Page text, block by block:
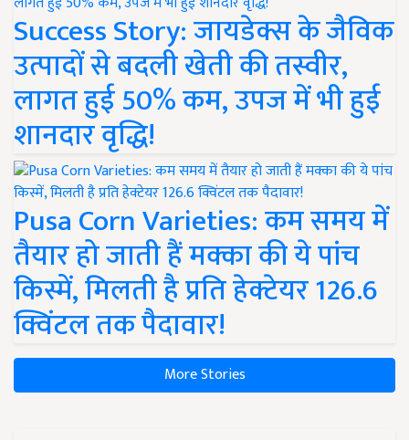
Success Story: जायडेक्स के जैविक
उत्पादों से बदली खेती की तस्वीर,
लागत हुई 50% कम, उपज में भी हुई
शानदार वृद्धि!
Pusa Corn Varieties: कम समय में
तैयार हो जाती हैं मक्का की ये पांच
किस्में, मिलती है प्रति हेक्टेयर 126.6
क्विंटल तक पैदावार!
More Stories